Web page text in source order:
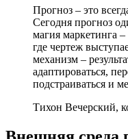
Прогноз – это
Сегодня прогноз
магия маркетинга
где чертеж
механизм –
адаптироваться,
подстраиваться и
Тихон Вечерский,